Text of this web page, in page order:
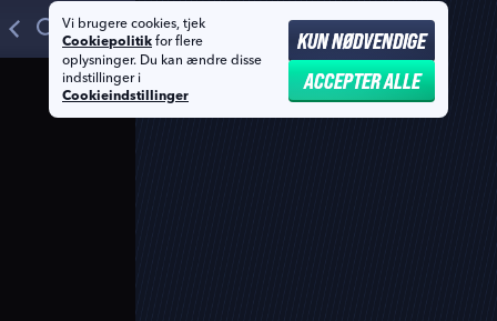
Vi brugere cookies, tjek
Cookiepolitik for flere
oplysninger. Du kan ændre disse
indstillinger i
Cookieindstillinger
KUN NØDVENDIGE
ACCEPTER ALLE